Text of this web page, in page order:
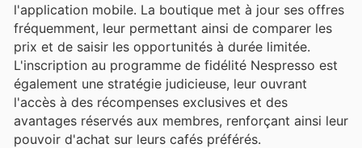
l'application mobile. La boutique met à jour ses offres
fréquemment, leur permettant ainsi de comparer les
prix et de saisir les opportunités à durée limitée.
L'inscription au programme de fidélité Nespresso est
également une stratégie judicieuse, leur ouvrant
l'accès à des récompenses exclusives et des
avantages réservés aux membres, renforçant ainsi leur
pouvoir d'achat sur leurs cafés préférés.